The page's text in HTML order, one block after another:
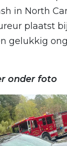
in North
plaatst
gelukkig
onder foto